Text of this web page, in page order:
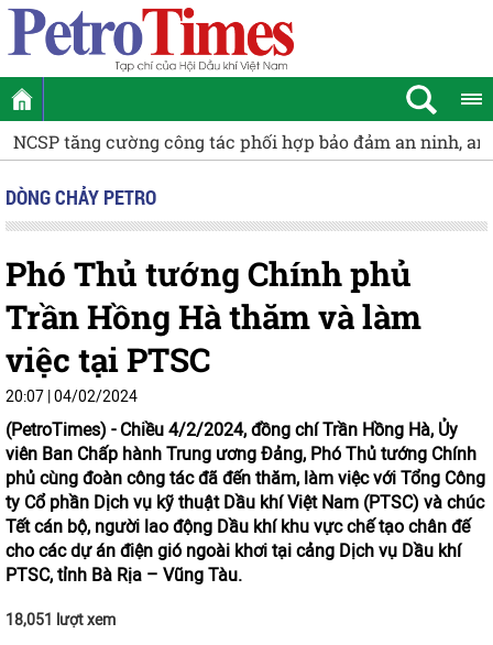
NCSP tăng cường công tác phối hợp bảo đảm an ninh,
DÒNG CHẢY PETRO
Phó Thủ tướng Chính phủ
Trần Hồng Hà thăm và làm
việc tại PTSC
20:07 | 04/02/2024
(PetroTimes) - Chiều 4/2/2024, đồng chí Trần Hồng Hà, Ủy
viên Ban Chấp hành Trung ương Đảng, Phó Thủ tướng Chính
phủ cùng đoàn công tác đã đến thăm, làm việc với Tổng Công
ty Cổ phần Dịch vụ kỹ thuật Dầu khí Việt Nam (PTSC) và chúc
Tết cán bộ, người lao động Dầu khí khu vực chế tạo chân đế
cho các dự án điện gió ngoài khơi tại cảng Dịch vụ Dầu khí
PTSC, tỉnh Bà Rịa – Vũng Tàu.
18,051 lượt xem